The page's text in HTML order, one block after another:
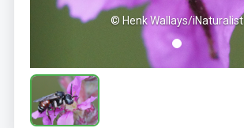
© Henk Wallays/iNaturalist